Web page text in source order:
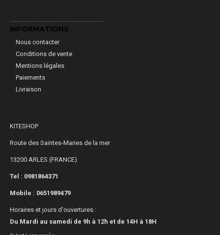
INFORMATIONS
Nous contacter
Conditions de vente
Mentions légales
Paiements
Livraison
KITESHOP
Route des Saintes-Maries de la mer
13200 ARLES (FRANCE)
Tel : 0981864371
Mobile : 0651989479
Horaires et jours d'ouvertures :
Du Mardi au samedi de 9h à 12h et de 14H à 18H